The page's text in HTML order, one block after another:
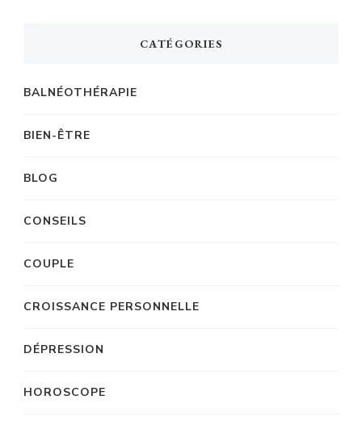
CATÉGORIES
BALNÉOTHÉRAPIE
BIEN-ÊTRE
BLOG
CONSEILS
COUPLE
CROISSANCE PERSONNELLE
DÉPRESSION
HOROSCOPE